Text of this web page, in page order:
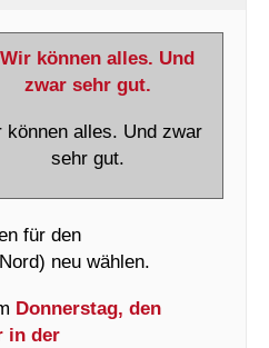
können alles. Und zwar
sehr gut.
für den
neu wählen.
Donnerstag, den
in der